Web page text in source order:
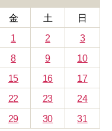
金 土
日
1
2
3
8 9
10
15 16
17
22 23
24
29 30 31